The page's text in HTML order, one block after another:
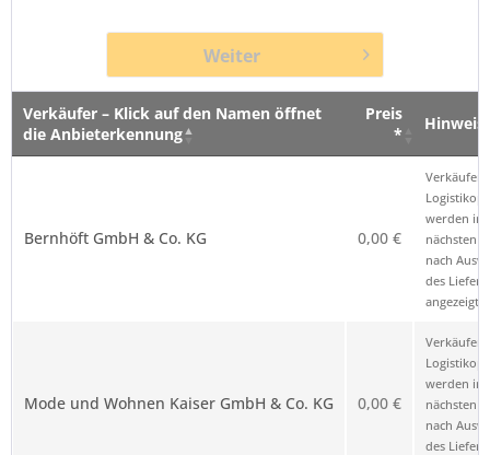
Weiter
Verkäufer – Klick auf den Namen öffnet
die Anbieterkennung
Preis
*
Hinweis
Bernhöft GmbH & Co. KG 0,00 €
Verkäufer
werden im
nächsten
nach
des
angezeigt.
Mode und Wohnen Kaiser GmbH & Co. KG 0,00 €
Verkäufer
werden im
nächsten
nach
des